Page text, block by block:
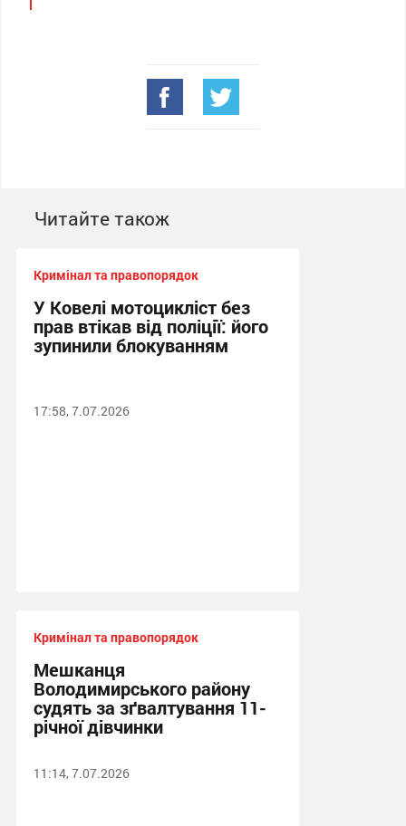
Читайте також
Кримінал та правопорядок
У Ковелі мотоцикліст без
прав втікав від поліції: його
зупинили блокуванням
17:58, 7.07.2026
Кримінал та правопорядок
Мешканця
Володимирського району
судять за зґвалтування 11-
річної дівчинки
11:14, 7.07.2026